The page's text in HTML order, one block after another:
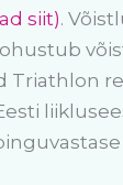
siit).
Triathlon